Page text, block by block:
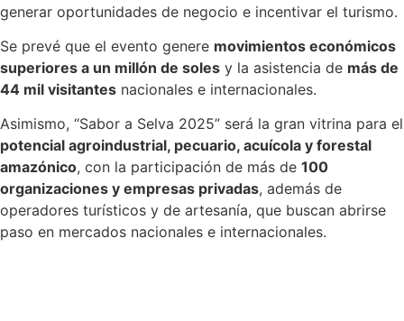
generar oportunidades de negocio e incentivar el turismo.
Se prevé que el evento genere movimientos económicos
superiores a un millón de soles y la asistencia de más de
44 mil visitantes nacionales e internacionales.
Asimismo, “Sabor a Selva 2025” será la gran vitrina para el
potencial agroindustrial, pecuario, acuícola y forestal
amazónico, con la participación de más de 100
organizaciones y empresas privadas, además de
operadores turísticos y de artesanía, que buscan abrirse
paso en mercados nacionales e internacionales.